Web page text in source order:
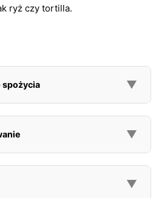
ryż czy tortilla.
spożycia ▼
▼
▼